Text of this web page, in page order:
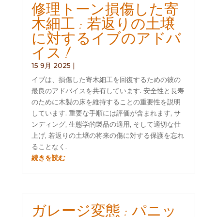
修理トーン損傷した寄
木細工 : 若返りの土壌
に対するイブのアドバ
イス !
15 9月 2025
イブは、損傷した寄木細工を回復するための彼の
最良のアドバイスを共有しています. 安全性と長寿
のために木製の床を維持することの重要性を説明
しています. 重要な手順には評価が含まれます, サ
ンディング, 生態学的製品の適用, そして適切な仕
上げ, 若返りの土壌の将来の傷に対する保護を忘れ
ることなく.
続きを読む
ガレージ変態 : パニッ